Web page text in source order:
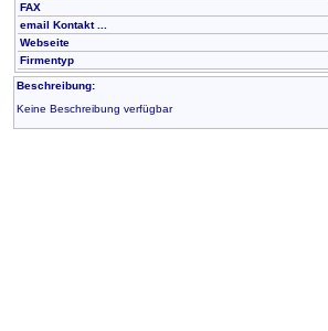
FAX
email Kontakt ...
Webseite
Firmentyp
Beschreibung:
Keine Beschreibung verfügbar